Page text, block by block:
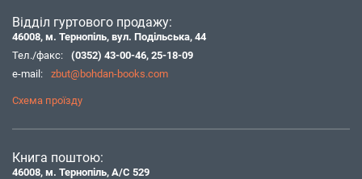
Відділ гуртового продажу:
46008, м. Тернопіль, вул. Подільська, 44
Тел./факс:
(0352) 43-00-46, 25-18-09
e-mail:
zbut@bohdan-books.com
Схема проїзду
Книга поштою:
46008, м. Тернопіль, А/С 529